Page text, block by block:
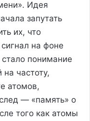
Идея
запутать
их, что
на фоне
понимание
на частоту,
атомов,
— «память» о
того как атомы